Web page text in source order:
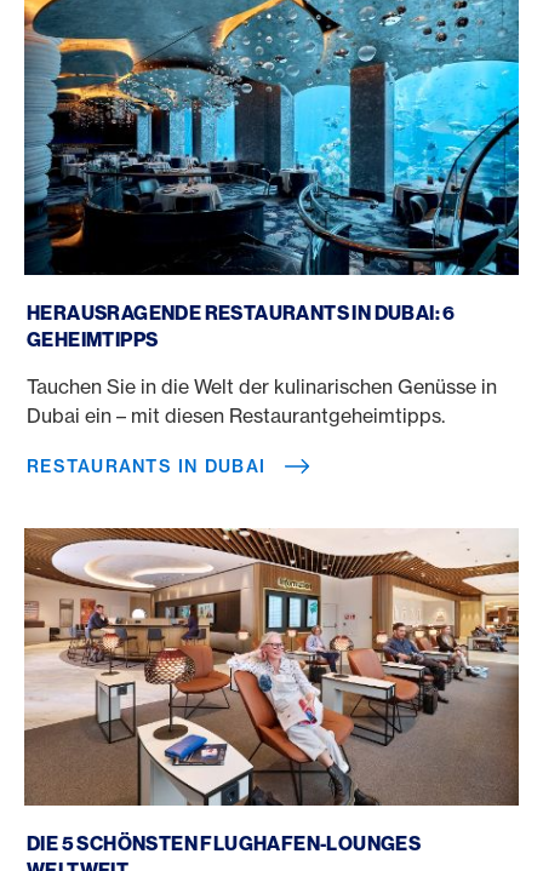
HERAUSRAGENDE RESTAURANTS IN DUBAI: 6
GEHEIMTIPPS
Tauchen Sie in die Welt der kulinarischen Genüsse in
Dubai ein – mit diesen Restaurantgeheimtipps.
RESTAURANTS IN DUBAI
DIE 5 SCHÖNSTEN FLUGHAFEN-LOUNGES